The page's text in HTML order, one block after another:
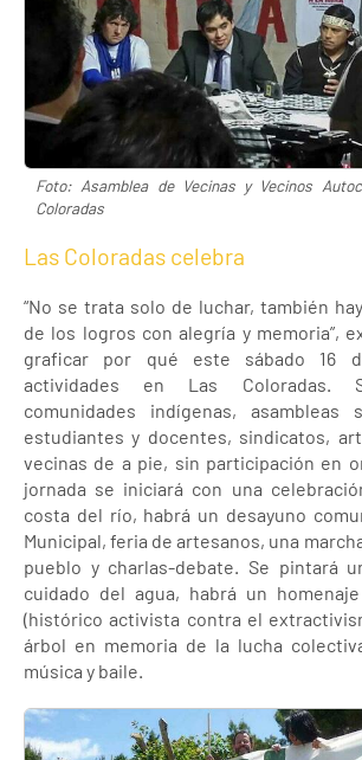
Foto: Asamblea de Vecinas y Vecinos
Coloradas
Las Coloradas celebra
“No se trata solo de luchar, también
de los logros con alegría y memoria”,
graficar por qué este sábado 16
actividades en Las Coloradas.
comunidades indígenas, asambleas
estudiantes y docentes, sindicatos,
vecinas de a pie, sin participación en
jornada se iniciará con una
costa del río, habrá un desayuno
Municipal, feria de artesanos, una
pueblo y charlas-debate. Se pintará
cuidado del agua, habrá un
(histórico activista contra el
árbol en memoria de la lucha
música y baile.